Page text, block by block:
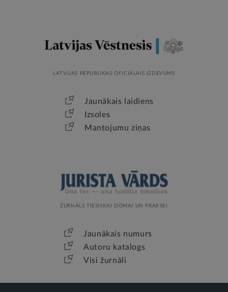
LATVIJAS REPUBLIKAS OFICIĀLAIS IZDEVUMS
Jaunākais laidiens
Izsoles
Mantojumu ziņas
ŽURNĀLS TIESISKAI DOMAI UN PRAKSEI
Jaunākais numurs
Autoru katalogs
Visi žurnāli